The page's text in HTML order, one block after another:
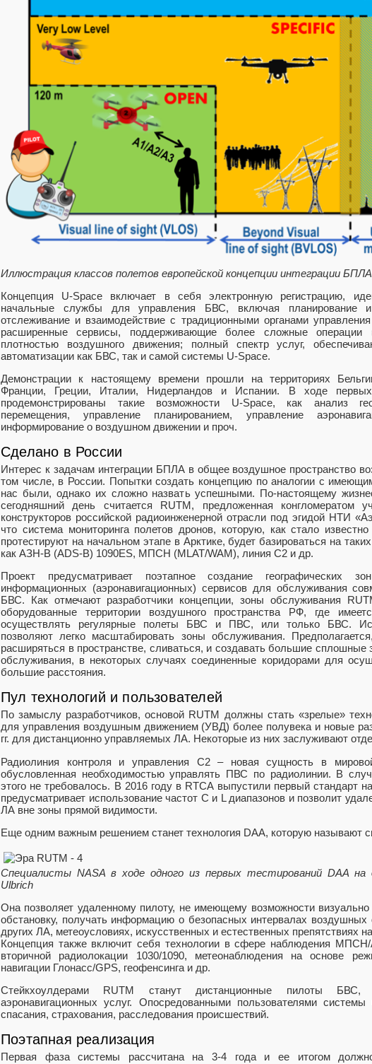
Иллюстрация классов полетов европейской концепции интеграции БПЛА
Концепция U-Space включает в себя электронную регистрацию,
начальные службы для управления БВС, включая планирование и
отслеживание и взаимодействие с традиционными органами
расширенные сервисы, поддерживающие более сложные
плотностью воздушного движения; полный спектр услуг,
автоматизации как БВС, так и самой системы U-Space.
Демонстрации к настоящему времени прошли на территориях
Франции, Греции, Италии, Нидерландов и Испании. В ходе
продемонстрированы такие возможности U-Space, как анализ
перемещения, управление планированием, управление
информирование о воздушном движении и проч.
Сделано в России
Интерес к задачам интеграции БПЛА в общее воздушное пространство
том числе, в России. Попытки создать концепцию по аналогии с
нас были, однако их сложно назвать успешными. По-настоящему
сегодняшний день считается RUTM, предложенная конгломератом
конструкторов российской радиоинженерной отрасли под эгидой НТИ
что система мониторинга полетов дронов, которую, как стало
протестируют на начальном этапе в Арктике, будет базироваться на
как АЗН-В (ADS-B) 1090ES, МПСН (MLAT/WAM), линия С2 и др.
Проект предусматривает поэтапное создание
информационных (аэронавигационных) сервисов для обслуживания
БВС. Как отмечают разработчики концепции, зоны обслуживания
оборудованные территории воздушного пространства РФ, где
осуществлять регулярные полеты БВС и ПВС, или только БВС.
позволяют легко масштабировать зоны обслуживания.
расширяться в пространстве, сливаться, и создавать большие сплошные
обслуживания, в некоторых случаях соединенные коридорами для
большие расстояния.
Пул технологий и пользователей
По замыслу разработчиков, основой RUTM должны стать «зрелые»
для управления воздушным движением (УВД) более полувека и новые
гг. для дистанционно управляемых ЛА. Некоторые из них заслуживают
Радиолиния контроля и управления С2 – новая сущность в
обусловленная необходимостью управлять ПВС по радиолинии. В
этого не требовалось. В 2016 году в RTCA выпустили первый стандарт
предусматривает использование частот С и L диапазонов и позволит
ЛА вне зоны прямой видимости.
Еще одним важным решением станет технология DAA, которую называют
Специалисты NASA в ходе одного из первых тестирований DAA на
Ulbrich
Она позволяет удаленному пилоту, не имеющему возможности
обстановку, получать информацию о безопасных интервалах воздушных
других ЛА, метеоусловиях, искусственных и естественных препятствиях
Концепция также включит себя технологии в сфере наблюдения
вторичной радиолокации 1030/1090, метеонаблюдения на основе
навигации Глонасс/GPS, геофенсинга и др.
Стейкхоулдерами RUTM станут дистанционные пилоты
аэронавигационных услуг. Опосредованными пользователями системы
спасания, страхования, расследования происшествий.
Поэтапная реализация
Первая фаза системы рассчитана на 3-4 года и ее итогом